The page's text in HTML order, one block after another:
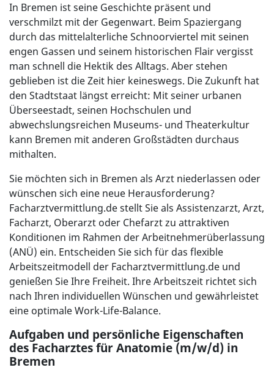
In Bremen ist seine Geschichte präsent und
verschmilzt mit der Gegenwart. Beim Spaziergang
durch das mittelalterliche Schnoorviertel mit seinen
engen Gassen und seinem historischen Flair vergisst
man schnell die Hektik des Alltags. Aber stehen
geblieben ist die Zeit hier keineswegs. Die Zukunft hat
den Stadtstaat längst erreicht: Mit seiner urbanen
Überseestadt, seinen Hochschulen und
abwechslungsreichen Museums- und Theaterkultur
kann Bremen mit anderen Großstädten durchaus
mithalten.
Sie möchten sich in Bremen als Arzt niederlassen oder
wünschen sich eine neue Herausforderung?
Facharztvermittlung.de stellt Sie als Assistenzarzt, Arzt,
Facharzt, Oberarzt oder Chefarzt zu attraktiven
Konditionen im Rahmen der Arbeitnehmerüberlassung
(ANÜ) ein. Entscheiden Sie sich für das flexible
Arbeitszeitmodell der Facharztvermittlung.de und
genießen Sie Ihre Freiheit. Ihre Arbeitszeit richtet sich
nach Ihren individuellen Wünschen und gewährleistet
eine optimale Work-Life-Balance.
Aufgaben und persönliche Eigenschaften
des Facharztes für Anatomie (m/w/d) in
Bremen